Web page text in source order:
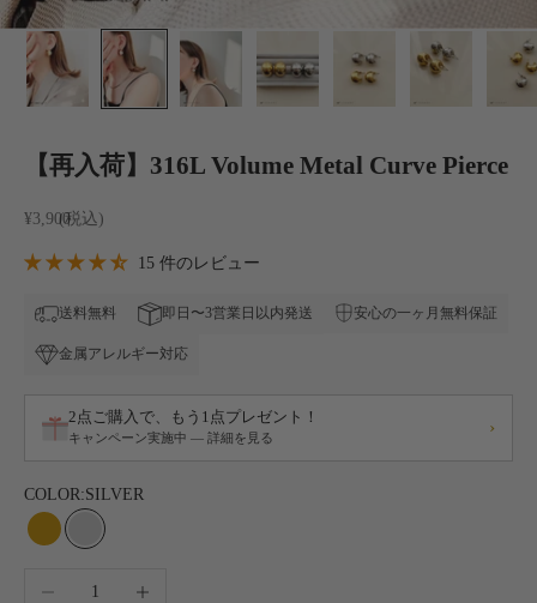
【再入荷】316L Volume Metal Curve Pierce
セール価格
¥3,900
15 件のレビュー
送料無料 即日〜3営業日以内発送 安心の一ヶ月無料保証
金属アレルギー対応
2点ご購入で、もう1点プレゼント！
キャンペーン実施中 — 詳細を見る ›
COLOR:SILVER
GOLD SILVER
数量を減らす